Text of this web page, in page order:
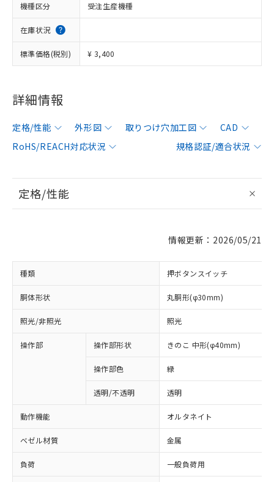
機種区分 受注生産機種
在庫状況
標準価格(税別) ¥ 3,400
詳細情報
定格/性能 外形図 取りつけ穴加工図
CAD
RoHS/REACH対応状況
規格認証/適合状況
定格/性能
情報更新：2026/05/21
種類 押ボタンスイッチ
胴体形状 丸胴形(φ30mm)
照光/非照光 照光
操作部 操作部形状 きのこ 中形(φ40mm)
操作部色 緑
透明/不透明 透明
動作機能 オルタネイト
ベゼル材質 金属
負荷 一般負荷用